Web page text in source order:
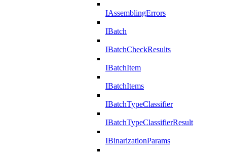
IAssemblingErrors
IBatch
IBatchCheckResults
IBatchItem
IBatchItems
IBatchTypeClassifier
IBatchTypeClassifierResult
IBinarizationParams